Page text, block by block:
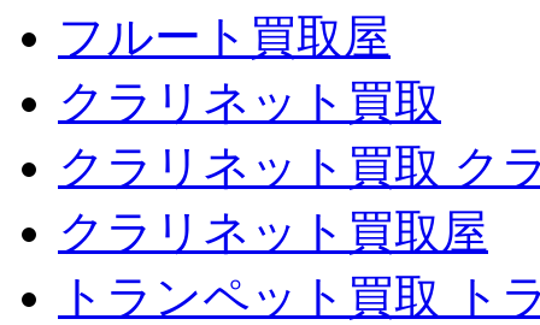
フルート買取屋
クラリネット買取
クラリネット買取 ク
クラリネット買取屋
トランペット買取 ト